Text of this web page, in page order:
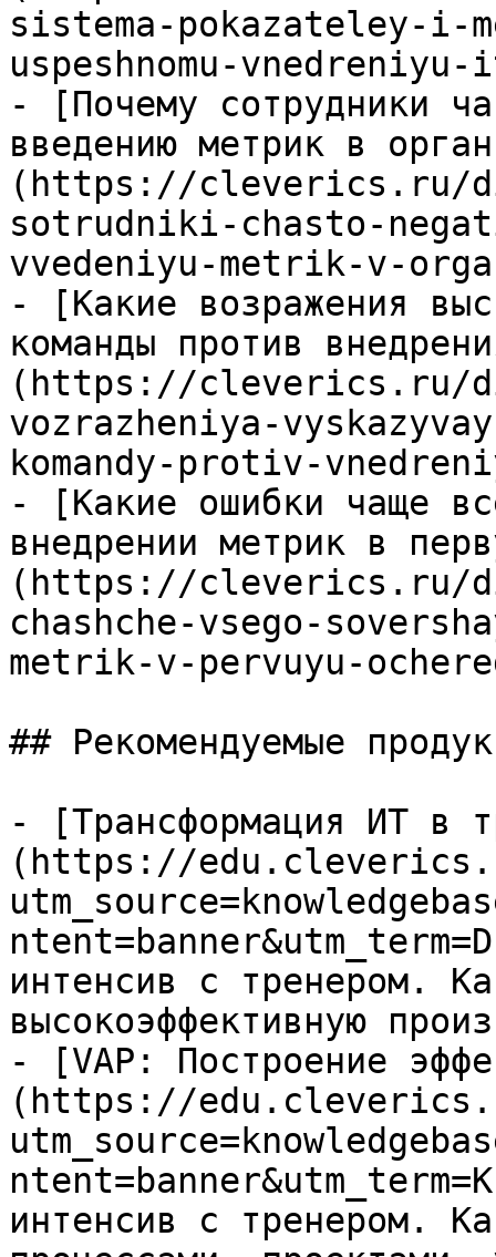
sistema-pokazateley-i-
uspeshnomu-
- [Почему сотрудники
введению метрик в
(https://cleverics.ru/
sotrudniki-chasto-
vvedeniyu-metrik-v-
- [Какие возражения
команды против
(https://cleverics.ru/
vozrazheniya-
komandy-protiv-
- [Какие ошибки чаще
внедрении метрик в
(https://cleverics.ru/
chashche-vsego-
metrik-v-pervuyu-
## Рекомендуемые
- [Трансформация ИТ в
(https://
интенсив с тренером.
высокоэффективную
- [VAP: Построение
(https://
интенсив с тренером.